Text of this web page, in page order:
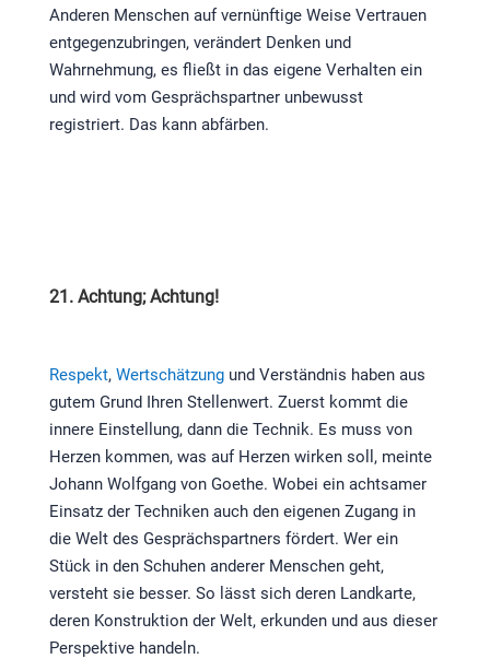
Anderen Menschen auf vernünftige Weise Vertrauen
entgegenzubringen, verändert Denken und
Wahrnehmung, es fließt in das eigene Verhalten ein
und wird vom Gesprächspartner unbewusst
registriert. Das kann abfärben.
21. Achtung; Achtung!
Respekt, Wertschätzungund Verständnis haben aus
gutem Grund Ihren Stellenwert. Zuerst kommt die
innere Einstellung, dann die Technik. Es muss von
Herzen kommen, was auf Herzen wirken soll, meinte
Johann Wolfgang von Goethe. Wobei ein achtsamer
Einsatz der Techniken auch den eigenen Zugang in
die Welt des Gesprächspartners fördert. Wer ein
Stück in den Schuhen anderer Menschen geht,
versteht sie besser. So lässt sich deren Landkarte,
deren Konstruktion der Welt, erkunden und aus dieser
Perspektive handeln.